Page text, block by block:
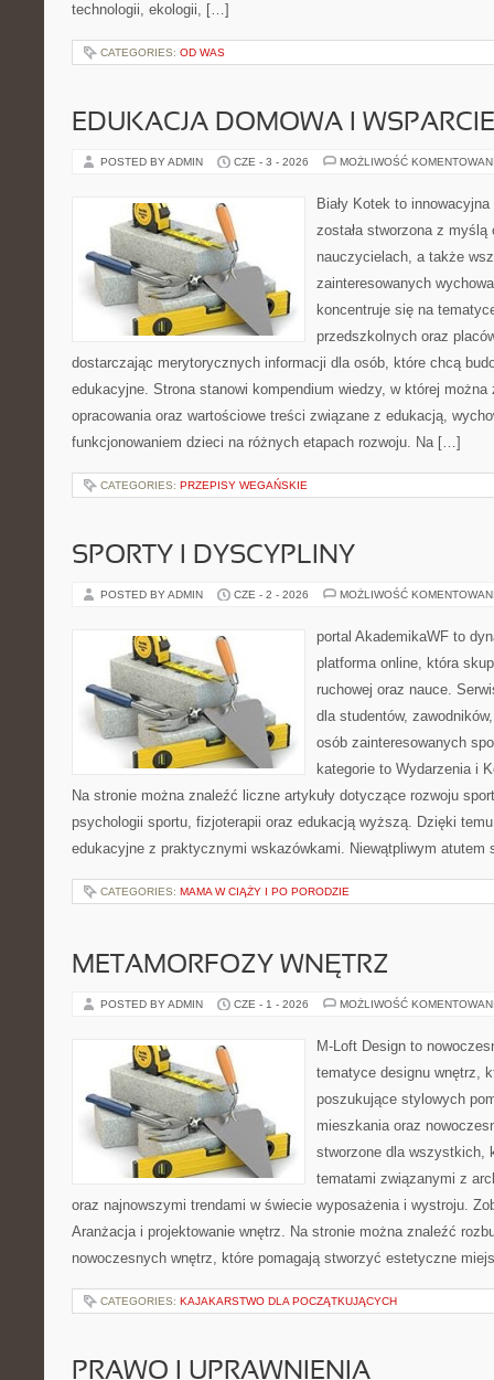
technologii, ekologii, […]
CATEGORIES: OD WAS
EDUKACJA DOMOWA I
POSTED BY ADMIN CZE - 3 - 2026 MOŻLIWOŚĆ
Biały Kotek to
została stworzona z myślą
nauczycielach, a także
zainteresowanych
koncentruje się na
przedszkolnych oraz
dostarczając merytorycznych informacji dla osób, które chcą
edukacyjne. Strona stanowi kompendium wiedzy, w której
opracowania oraz wartościowe treści związane z edukacją,
funkcjonowaniem dzieci na różnych etapach rozwoju. Na […]
CATEGORIES: PRZEPISY WEGAŃSKIE
SPORTY I DYSCYPLINY
POSTED BY ADMIN CZE - 2 - 2026 MOŻLIWOŚĆ
portal AkademikaWF to
platforma online, która
ruchowej oraz nauce.
dla studentów,
osób zainteresowanych
kategorie to Wydarzenia i
Na stronie można znaleźć liczne artykuły dotyczące rozwoju
psychologii sportu, fizjoterapii oraz edukacją wyższą. Dzięki
edukacyjne z praktycznymi wskazówkami. Niewątpliwym
CATEGORIES: MAMA W CIĄŻY I PO PORODZIE
METAMORFOZY WNĘTRZ
POSTED BY ADMIN CZE - 1 - 2026 MOŻLIWOŚĆ
M-Loft Design to
tematyce designu wnętrz,
poszukujące stylowych
mieszkania oraz
stworzone dla wszystkich,
tematami związanymi z
oraz najnowszymi trendami w świecie wyposażenia i wystroju.
Aranżacja i projektowanie wnętrz. Na stronie można znaleźć
nowoczesnych wnętrz, które pomagają stworzyć estetyczne
CATEGORIES: KAJAKARSTWO DLA POCZĄTKUJĄCYCH
PRAWO I UPRAWNIENIA